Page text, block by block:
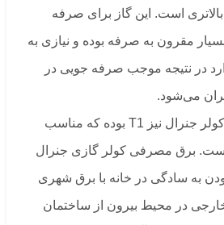
بالاتری است. این گاز برای صرفه
مقرون به صرفه بوده و نیازی به
در نتیجه موجب صرفه جویی در
می‌شود.
کلاس آب و هوایی این کولر جنرال نیز T1 بوده که مناسب
برق مصرفی کولر گازی جنرال
به سادگی در خانه با برق شهری
در محیط بیرون از ساختمان